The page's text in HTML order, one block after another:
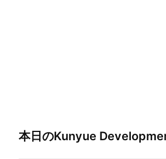
本日のKunyue